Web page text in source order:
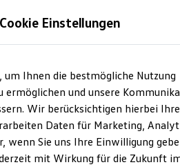
Cookie Einstellungen
um Ihnen die bestmögliche Nutzung
ermöglichen und unsere
Wir berücksichtigen hierbei Ihre
Daten für Marketing,
wenn Sie uns Ihre Einwilligung
mit Wirkung für die Zukunft